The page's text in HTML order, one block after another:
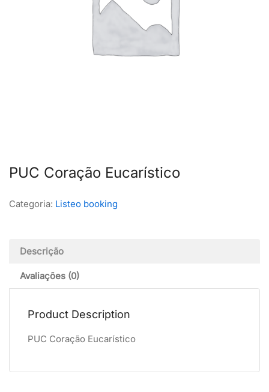
PUC Coração Eucarístico
Categoria: Listeo booking
Descrição
Avaliações (0)
Product Description
PUC Coração Eucarístico